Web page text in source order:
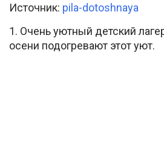
Источник: pila-dotoshnaya
1. Очень уютный детский
осени подогревают этот уют.